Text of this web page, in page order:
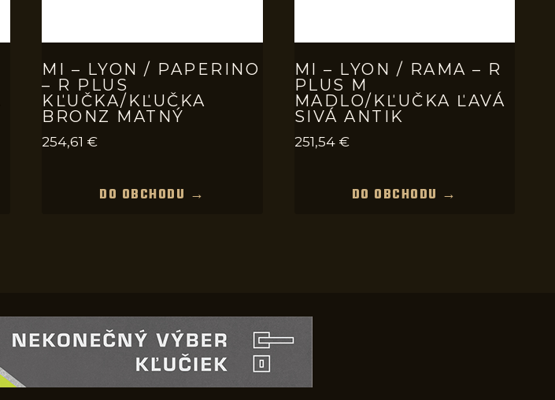
MI – LYON / PAPERINO
– R PLUS
KĽUČKA/KĽUČKA
BRONZ MATNÝ
254,61 €
DO OBCHODU →
MI – LYON / RAMA – R
PLUS M
MADLO/KĽUČKA ĽAVÁ
SIVÁ ANTIK
251,54 €
DO OBCHODU →